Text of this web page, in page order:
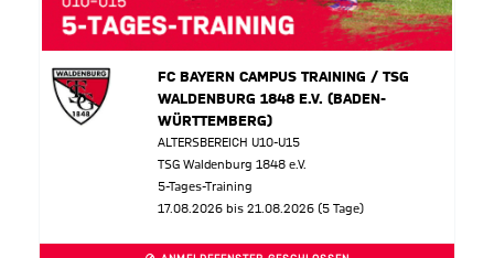
FC BAYERN CAMPUS TRAINING / TSG
WALDENBURG 1848 E.V. (BADEN-
WÜRTTEMBERG)
ALTERSBEREICH U10-U15
TSG Waldenburg 1848 e.V.
5-Tages-Training
17.08.2026 bis 21.08.2026 (5 Tage)